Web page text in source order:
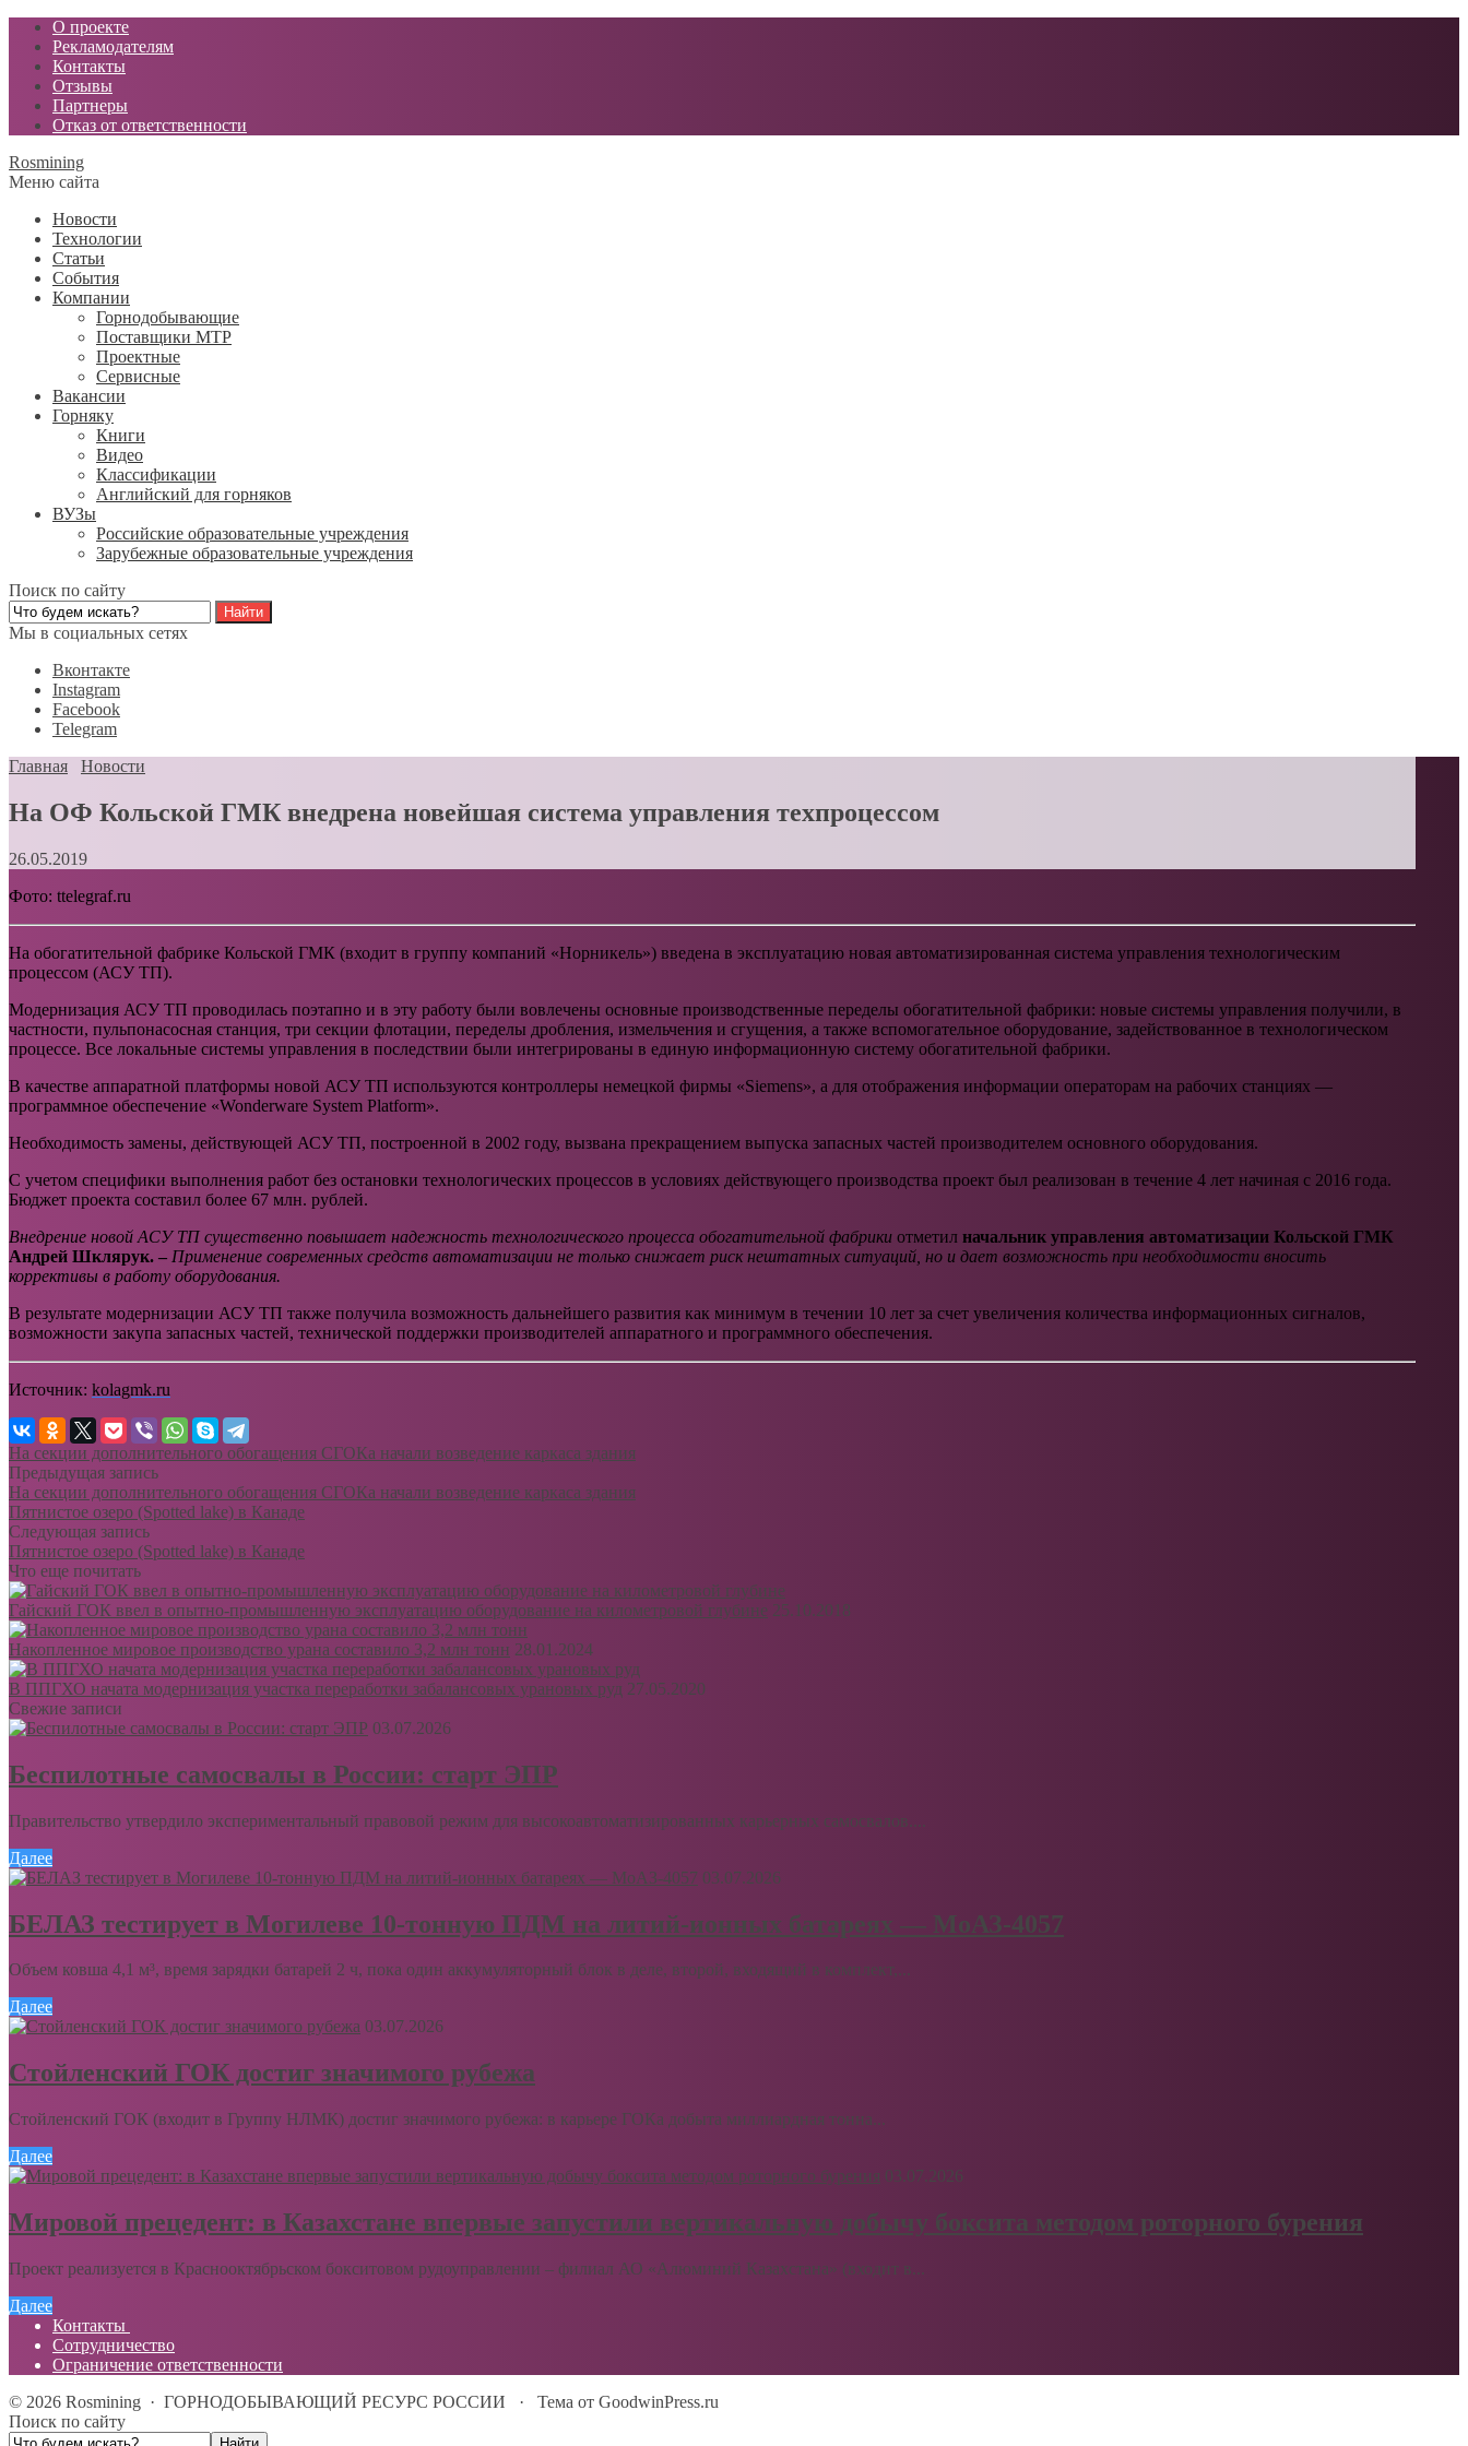
О проекте
Рекламодателям
Контакты
Отзывы
Партнеры
Отказ от ответственности
Rosmining
Меню сайта
Новости
Технологии
Статьи
События
Компании
Горнодобывающие
Поставщики МТР
Проектные
Сервисные
Вакансии
Горняку
Книги
Видео
Классификации
Английский для горняков
ВУЗы
Российские образовательные учреждения
Зарубежные образовательные учреждения
Поиск по сайту
Мы в социальных сетях
Вконтакте
Instagram
Facebook
Telegram
Главная
Новости
На ОФ Кольской ГМК внедрена новейшая система управления техпроцессом
26.05.2019
Фото: ttelegraf.ru
На обогатительной фабрике Кольской ГМК (входит в группу компаний «Норникель») введена в эксплуатацию новая автоматизированная система управления технологическим
процессом (АСУ ТП).
Модернизация АСУ ТП проводилась поэтапно и в эту работу были вовлечены основные производственные переделы обогатительной фабрики: новые системы управления получили, в
частности, пульпонасосная станция, три секции флотации, переделы дробления, измельчения и сгущения, а также вспомогательное оборудование, задействованное в технологическом
процессе. Все локальные системы управления в последствии были интегрированы в единую информационную систему обогатительной фабрики.
В качестве аппаратной платформы новой АСУ ТП используются контроллеры немецкой фирмы «Siemens», а для отображения информации операторам на рабочих станциях —
программное обеспечение «Wonderware System Platform».
Необходимость замены, действующей АСУ ТП, построенной в 2002 году, вызвана прекращением выпуска запасных частей производителем основного оборудования.
С учетом специфики выполнения работ без остановки технологических процессов в условиях действующего производства проект был реализован в течение 4 лет начиная с 2016 года.
Бюджет проекта составил более 67 млн. рублей.
Внедрение новой АСУ ТП существенно повышает надежность технологического процесса обогатительной фабрики отметил начальник управления автоматизации Кольской ГМК
Андрей Шклярук. – Применение современных средств автоматизации не только снижает риск нештатных ситуаций, но и дает возможность при необходимости вносить
коррективы в работу оборудования.
В результате модернизации АСУ ТП также получила возможность дальнейшего развития как минимум в течении 10 лет за счет увеличения количества информационных сигналов,
возможности закупа запасных частей, технической поддержки производителей аппаратного и программного обеспечения.
Источник: kolagmk.ru
На секции дополнительного обогащения СГОКа начали возведение каркаса здания
Предыдущая запись
На секции дополнительного обогащения СГОКа начали возведение каркаса здания
Пятнистое озеро (Spotted lake) в Канаде
Следующая запись
Пятнистое озеро (Spotted lake) в Канаде
Что еще почитать
Гайский ГОК ввел в опытно-промышленную эксплуатацию оборудование на километровой глубине 25.10.2018
Накопленное мировое производство урана составило 3,2 млн тонн 28.01.2024
В ППГХО начата модернизация участка переработки забалансовых урановых руд 27.05.2020
Свежие записи
03.07.2026
Беспилотные самосвалы в России: старт ЭПР
Правительство утвердило экспериментальный правовой режим для высокоавтоматизированных карьерных самосвалов....
Далее
03.07.2026
БЕЛАЗ тестирует в Могилеве 10-тонную ПДМ на литий-ионных батареях — МоАЗ-4057
Объем ковша 4,1 м³, время зарядки батарей 2 ч, пока один аккумуляторный блок в деле, второй, входящий в комплект,...
Далее
03.07.2026
Стойленский ГОК достиг значимого рубежа
Стойленский ГОК (входит в Группу НЛМК) достиг значимого рубежа: в карьере ГОКа добыта миллиардная тонна...
Далее
03.07.2026
Мировой прецедент: в Казахстане впервые запустили вертикальную добычу боксита методом роторного бурения
Проект реализуется в Краснооктябрьском бокситовом рудоуправлении – филиал АО «Алюминий Казахстана» (входит в...
Далее
Контакты
Сотрудничество
Ограничение ответственности
© 2026 Rosmining · ГОРНОДОБЫВАЮЩИЙ РЕСУРС РОССИИ · Тема от GoodwinPress.ru
Поиск по сайту